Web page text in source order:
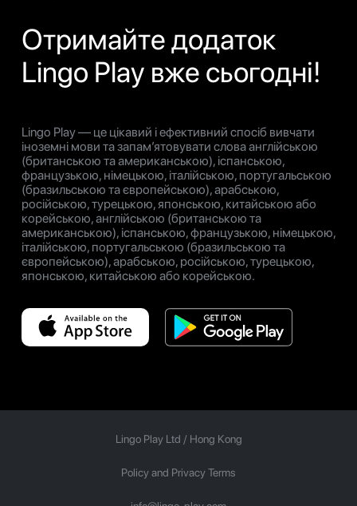
Отримайте додаток
Lingo Play вже сьогодні!
Lingo Play — це цікавий і ефективний спосіб вивчати
іноземні мови та запам’ятовувати слова англійською
(британською та американською), іспанською,
французькою, німецькою, італійською, португальською
(бразильською та європейською), арабською,
російською, турецькою, японською, китайською або
корейською, англійською (британською та
американською), іспанською, французькою, німецькою,
італійською, португальською (бразильською та
європейською), арабською, російською, турецькою,
японською, китайською або корейською.
Lingo Play Ltd / Hong Kong
Policy and Privacy Terms